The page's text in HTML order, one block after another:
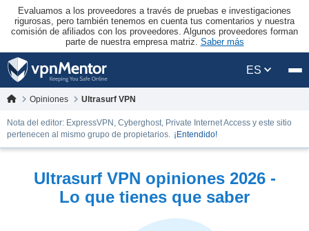
Evaluamos a los proveedores a través de pruebas e investigaciones
rigurosas, pero también tenemos en cuenta tus comentarios y nuestra
comisión de afiliados con los proveedores. Algunos proveedores forman
parte de nuestra empresa matriz. Saber más
ES
Opiniones Ultrasurf VPN
Nota del editor: ExpressVPN, Cyberghost, Private Internet Access y este sitio
pertenecen al mismo grupo de propietarios. ¡Entendido!
Ultrasurf VPN opiniones 2026 -
Lo que tienes que saber